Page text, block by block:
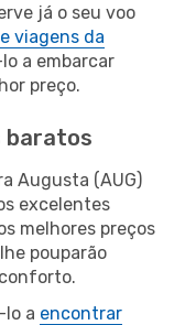
já o seu voo
viagens da
a embarcar
preço.
baratos
Augusta (AUG)
excelentes
melhores preços
pouparão
lo a encontrar